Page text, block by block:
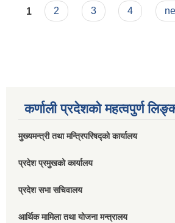
Pages
1 2 3 4
कर्णाली प्रदेशको महत्वपुर्ण
मुख्यमन्त्री तथा मन्त्रिपरिषद्को कार्यालय
प्रदेश प्रमुखको कार्यालय
प्रदेश सभा सचिवालय
आर्थिक मामिला तथा योजना मन्त्रालय